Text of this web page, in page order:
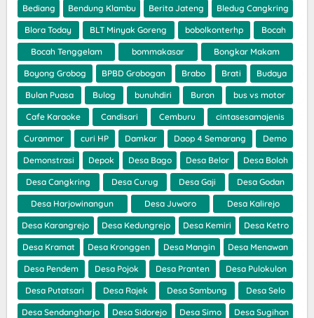
Bediang Bendung Klambu Berita Jateng Bledug Cangkring
Blora Today BLT Minyak Goreng bobolkonterhp Bocah
Bocah Tenggelam bommakasar Bongkar Makam
Boyong Grobog BPBD Grobogan Brabo Brati Budaya
Bulan Puasa Bulog bunuhdiri Buron bus vs motor
Cafe Karaoke Candisari Cemburu cintasesamajenis
Curanmor curi HP Damkar Daop 4 Semarang Demo
Demonstrasi Depok Desa Bago Desa Belor Desa Boloh
Desa Cangkring Desa Curug Desa Gaji Desa Godan
Desa Harjowinangun Desa Juworo Desa Kalirejo
Desa Karangrejo Desa Kedungrejo Desa Kemiri Desa Ketro
Desa Kramat Desa Kronggen Desa Mangin Desa Menawan
Desa Pendem Desa Pojok Desa Pranten Desa Pulokulon
Desa Putatsari Desa Rajek Desa Sambung Desa Selo
Desa Sendangharjo Desa Sidorejo Desa Simo Desa Sugihan